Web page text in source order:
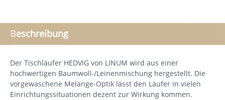
Beschreibung
Der Tischläufer HEDVIG von LINUM wird aus einer
hochwertigen Baumwoll-/Leinenmischung hergestellt. Die
vorgewaschene Melange-Optik lässt den Läufer in vielen
Einrichtungssituationen dezent zur Wirkung kommen.